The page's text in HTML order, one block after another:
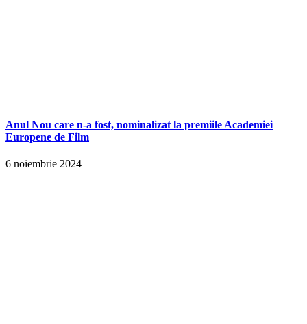
Anul Nou care n-a fost, nominalizat la premiile Academiei
Europene de Film
6 noiembrie 2024